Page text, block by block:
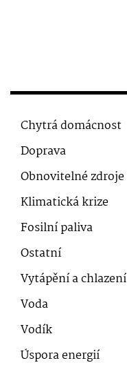
Chytrá domácnost
Doprava
Obnovitelné zdroje
Klimatická krize
Fosilní paliva
Ostatní
Vytápění a chlazení
Voda
Vodík
Úspora energií